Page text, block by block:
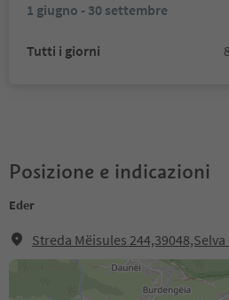
1 giugno - 30 settembre
Tutti i giorni
Posizione e indicazioni
Eder
Streda Mëisules